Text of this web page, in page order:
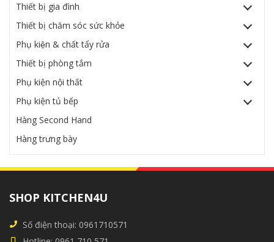
Thiết bị gia đình
Thiết bị chăm sóc sức khỏe
Phụ kiện & chất tẩy rửa
Thiết bị phòng tắm
Phụ kiện nội thất
Phụ kiện tủ bếp
Hàng Second Hand
Hàng trưng bày
SHOP KITCHEN4U
Số điện thoại: 0961710571